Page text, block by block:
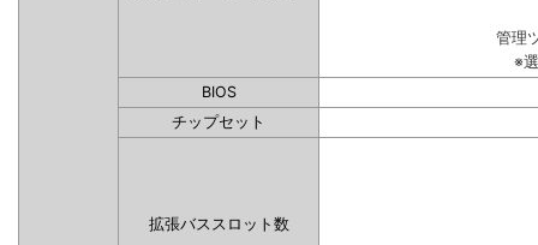
管理
※
BIOS
チップセット
拡張バススロット数